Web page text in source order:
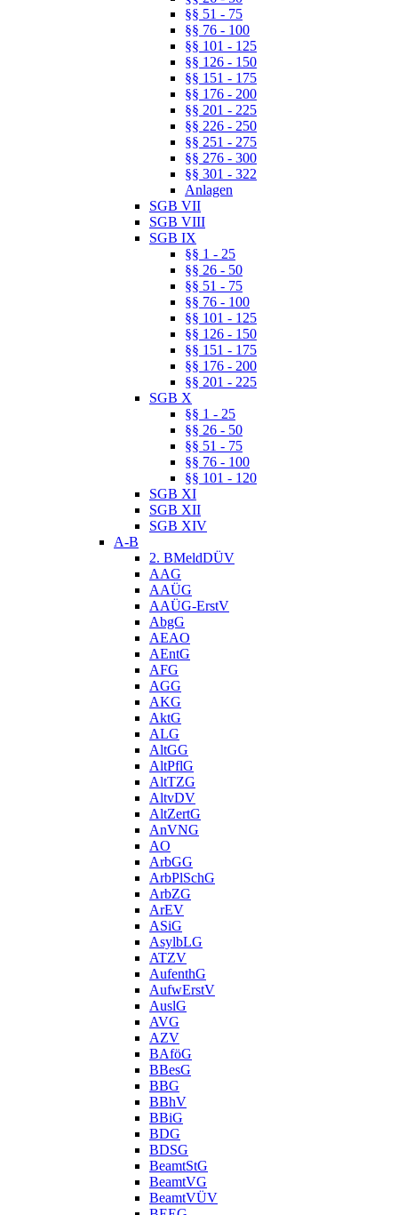
§§ 51 - 75
§§ 76 - 100
§§ 101 - 125
§§ 126 - 150
§§ 151 - 175
§§ 176 - 200
§§ 201 - 225
§§ 226 - 250
§§ 251 - 275
§§ 276 - 300
§§ 301 - 322
Anlagen
SGB VII
SGB VIII
SGB IX
§§ 1 - 25
§§ 26 - 50
§§ 51 - 75
§§ 76 - 100
§§ 101 - 125
§§ 126 - 150
§§ 151 - 175
§§ 176 - 200
§§ 201 - 225
SGB X
§§ 1 - 25
§§ 26 - 50
§§ 51 - 75
§§ 76 - 100
§§ 101 - 120
SGB XI
SGB XII
SGB XIV
A-B
2. BMeldDÜV
AAG
AAÜG
AAÜG-ErstV
AbgG
AEAO
AEntG
AFG
AGG
AKG
AktG
ALG
AltGG
AltPflG
AltTZG
AltvDV
AltZertG
AnVNG
AO
ArbGG
ArbPlSchG
ArbZG
ArEV
ASiG
AsylbLG
ATZV
AufenthG
AufwErstV
AuslG
AVG
AZV
BAföG
BBesG
BBG
BBhV
BBiG
BDG
BDSG
BeamtStG
BeamtVG
BeamtVÜV